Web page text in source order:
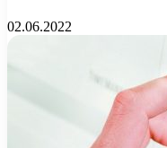
02.06.2022